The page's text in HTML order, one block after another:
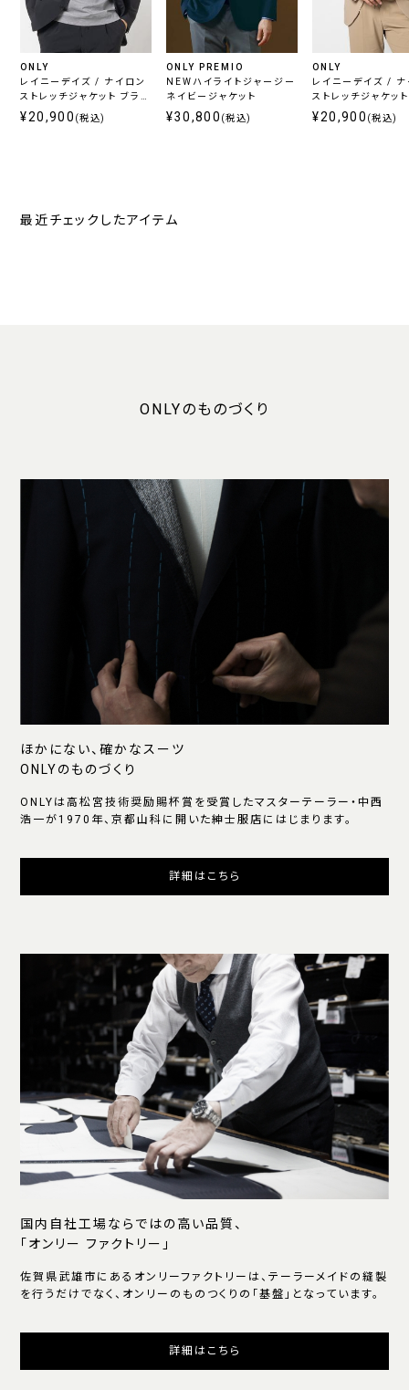
ONLY
レイニーデイズ / ナイロン
ストレッチジャケット ブラッ
ク
¥20,900 (税込)
ONLY PREMIO
NEWハイライトジャージー
ネイビージャケット
¥30,800 (税込)
ONLY
レイニーデイズ / ナ
ストレッチジャケッ
ジュ
¥20,900 (税込)
最近チェックしたアイテム
ONLYのものづくり
ほかにない、確かなスーツ
ONLYのものづくり
ONLYは高松宮技術奨励賜杯賞を受賞したマスターテーラー・中西
浩一が1970年、京都山科に開いた紳士服店にはじまります。
詳細はこちら
国内自社工場ならではの高い品質、
「オンリー ファクトリー」
佐賀県武雄市にあるオンリーファクトリーは、テーラーメイドの縫製
を行うだけでなく、オンリーのものつくりの「基盤」となっています。
詳細はこちら